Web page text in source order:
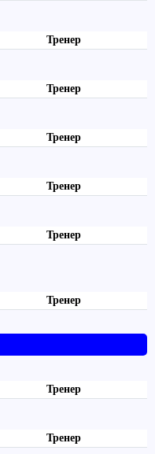
Тренер
Тренер
Тренер
Тренер
Тренер
Тренер
Тренер
Тренер